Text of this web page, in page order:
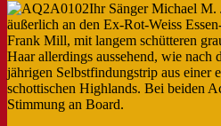
Ihr Sänger Michael M.
äußerlich an den Ex-Rot-Weiss
Frank Mill, mit langem schütteren
Haar allerdings aussehend, wie nach
jährigen Selbstfindungstrip aus einer
schottischen Highlands. Bei beiden
Stimmung an Board.